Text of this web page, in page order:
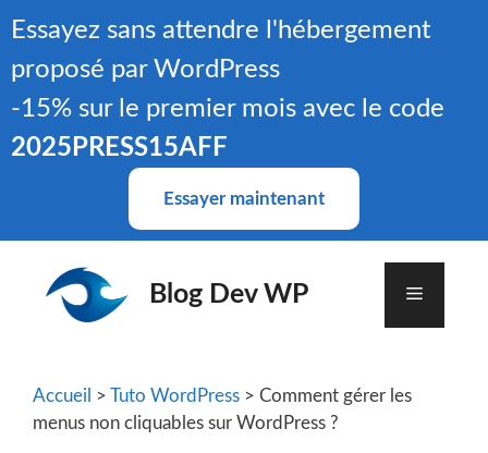
au
contenu
Essayez sans attendre l'hébergement
proposé par WordPress
-15% sur le premier mois avec le code
2025PRESS15AFF
Essayer maintenant
Blog Dev WP Menu
Accueil > Tuto WordPress > Comment gérer les
menus non cliquables sur WordPress ?